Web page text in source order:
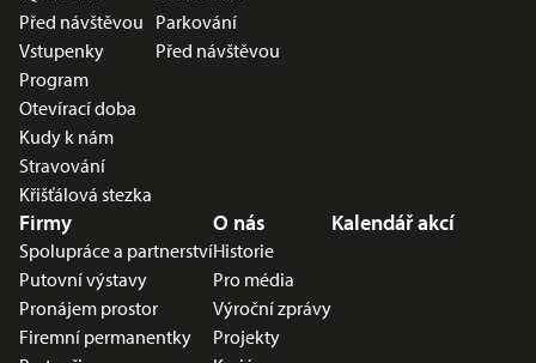
Před návštěvou
Vstupenky
Program
Otevírací doba
Kudy k nám
Stravování
Křišťálová stezka
Parkování
Před návštěvou
Firmy
Spolupráce a partnerství
Putovní výstavy
Pronájem prostor
Firemní permanentky
O nás
Historie
Pro média
Výroční zprávy
Projekty
Kalendář akcí